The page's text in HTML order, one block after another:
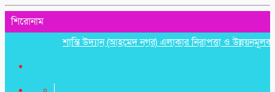
শিরোনাম
শান্তি উদ্যান (আহমেদ নগর) এলাকার নিরাপত্তা ও উন্নয়নমূলক জরুরি